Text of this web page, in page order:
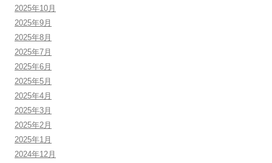
2025年10月
2025年9月
2025年8月
2025年7月
2025年6月
2025年5月
2025年4月
2025年3月
2025年2月
2025年1月
2024年12月